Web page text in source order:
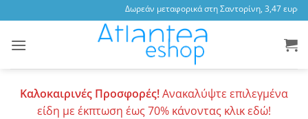
to
content
Δωρεάν μεταφορικά στη Σαντορίνη, 3,47 ευρώ
Καλοκαιρινές Προσφορές!Ανακαλύψτε επιλεγμένα
είδη με έκπτωση έως 70% κάνοντας κλικ εδώ!